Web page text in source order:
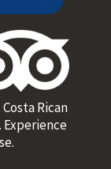
Rican